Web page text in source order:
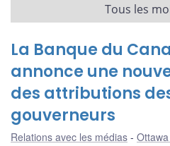
Tous les
La Banque du
annonce une
des attributions
gouverneurs
Relations avec les médias